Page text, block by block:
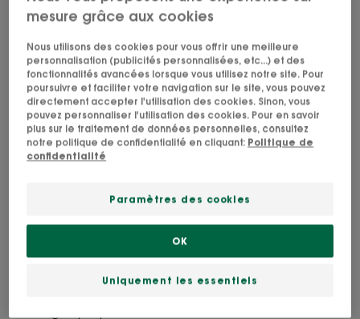
Le Shampoing sec purifiant à l'Ortie médicinale et
Vitamine E limite la production de sébum, assainit
les racines et purifie les cheveux gras pour 24h*.
99% d'ingrédients d'origine naturelle*
24h cheveux propres et purifiés**
85% de sébum instantanément***
Très Bonne Tolérance
*hors gaz propulseurs
99% d'ingrédients d'origine naturelle*
100% poudres d'origine naturelle
Made in France
mesure grâce aux cookies
Nous utilisons des cookies pour vous offrir une meilleure
personnalisation (publicités personnalisées, etc...) et des
fonctionnalités avancées lorsque vous utilisez notre site. Pour
poursuivre et faciliter votre navigation sur le site, vous pouvez
directement accepter l'utilisation des cookies. Sinon, vous
pouvez personnaliser l'utilisation des cookies. Pour en savoir
plus sur le traitement de données personnelles, consultez
notre politique de confidentialité en cliquant: Politique de
confidentialité
Paramètres des cookies
Uniquement les essentiels
OK